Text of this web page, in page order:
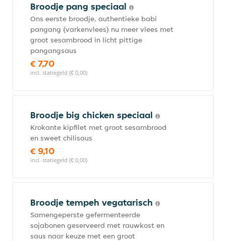
Broodje pang speciaal
Ons eerste broodje, authentieke babi
pangang (varkenvlees) nu meer vlees met
groot sesambrood in licht pittige
pangangsaus
€ 7,70
incl. statiegeld (€ 0,00)
Broodje big chicken speciaal
Krokante kipfilet met groot sesambrood
en sweet chilisaus
€ 9,10
incl. statiegeld (€ 0,00)
Broodje tempeh vegatarisch
Samengeperste gefermenteerde
sojabonen geserveerd met rauwkost en
saus naar keuze met een groot